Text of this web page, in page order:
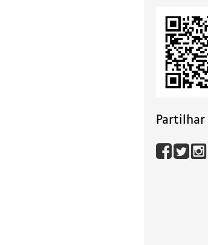
Partilhar